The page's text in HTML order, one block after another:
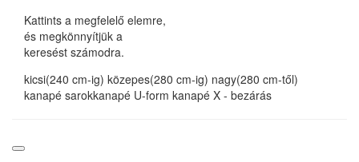
Kattints a megfelelő elemre,
és megkönnyítjük a
keresést számodra.
kicsi(240 cm-ig) közepes(280 cm-ig) nagy(280 cm-től)
kanapé sarokkanapé U-form kanapé X - bezárás